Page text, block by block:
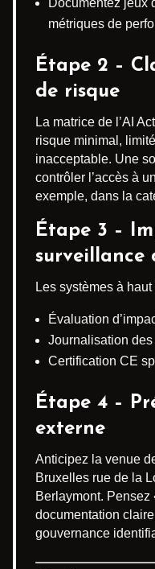
métriques de
Étape 2 –
de risque
La matrice de l’AI
risque minimal,
inacceptable. Une
contrôler l’accès à
exemple, dans la
Étape 3 –
surveillance
Les systèmes à
Évaluation
Journalisation
Certification CE
Étape 4 –
externe
Anticipez la venue
Bruxelles rue de la
Berlaymont. Pensez
documentation
gouvernance